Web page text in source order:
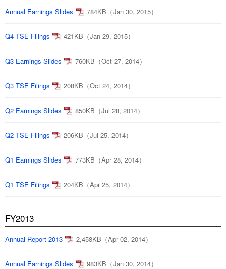
Annual Earnings Slides 784KB（Jan 30, 2015）
Q4 TSE Filings 421KB（Jan 29, 2015）
Q3 Earnings Slides 760KB（Oct 27, 2014）
Q3 TSE Filings 208KB（Oct 24, 2014）
Q2 Earnings Slides 850KB（Jul 28, 2014）
Q2 TSE Filings 206KB（Jul 25, 2014）
Q1 Earnings Slides 773KB（Apr 28, 2014）
Q1 TSE Filings 204KB（Apr 25, 2014）
FY2013
Annual Report 2013 2,458KB（Apr 02, 2014）
Annual Earnings Slides 983KB（Jan 30, 2014）